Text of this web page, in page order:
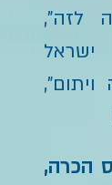
לזה",
ישראל
הכרה,